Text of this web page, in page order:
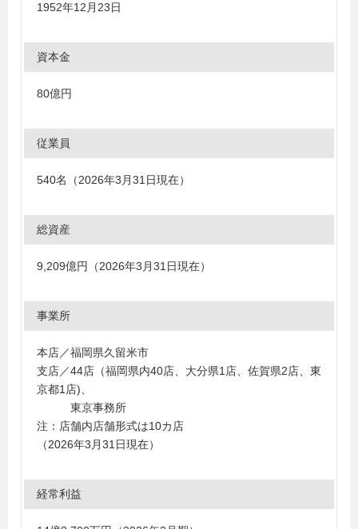
1952年12月23日
資本金
80億円
従業員
540名（2026年3月31日現在）
総資産
9,209億円（2026年3月31日現在）
事業所
本店／福岡県久留米市
支店／44店（福岡県内40店、大分県1店、佐賀県2店、東
京都1店)、
東京事務所
注：店舗内店舗形式は10カ店
（2026年3月31日現在）
経常利益